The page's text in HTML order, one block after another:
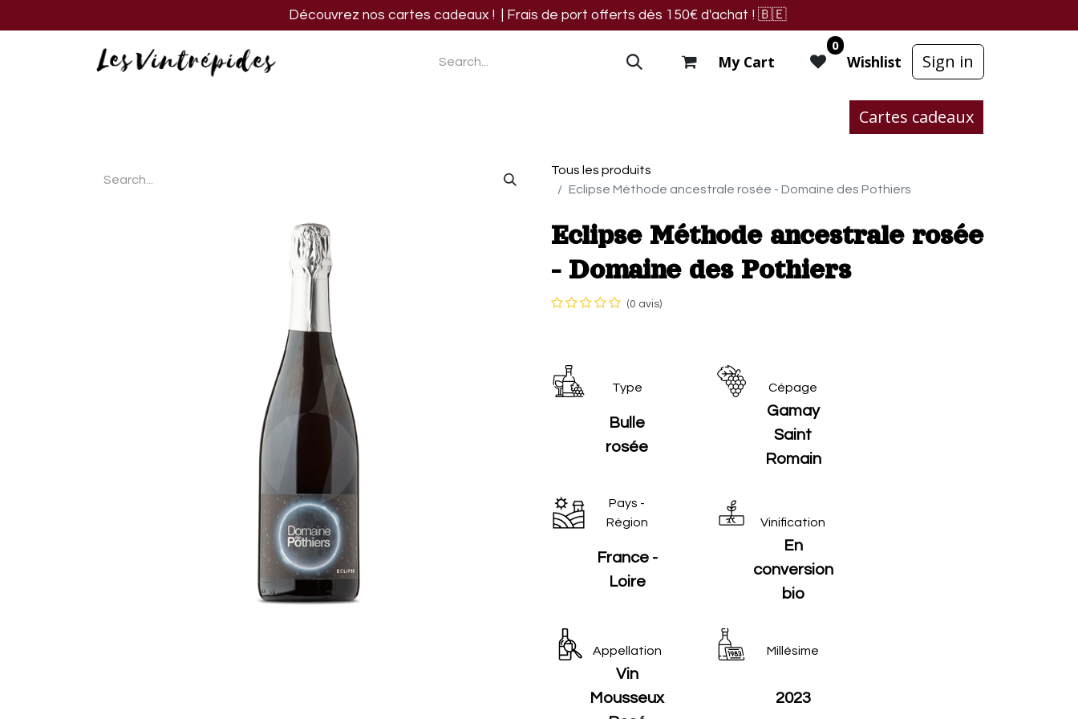
Découvrez nos cartes cadeaux ! | Frais de port offerts dès 150€ d'achat ! 🇧🇪
My Cart
0
Wishlist Sign in
Cartes cadeaux
Tous les produits
Eclipse Méthode ancestrale rosée - Domaine des Pothiers
Eclipse Méthode ancestrale rosée
- Domaine des Pothiers
(0 avis)
Type Cépage
Bulle
rosée
Gamay
Saint
Romain
Pays -
Région
Vinification
France -
Loire
En
conversion
bio
Appellation Millésime
Vin
Mousseux
2023